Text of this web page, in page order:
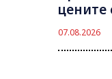
цените
07.08.2026